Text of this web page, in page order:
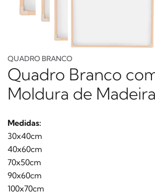
QUADRO BRANCO
Quadro Branco
Moldura de
Medidas:
30x40cm
40x60cm
70x50cm
90x60cm
100x70cm